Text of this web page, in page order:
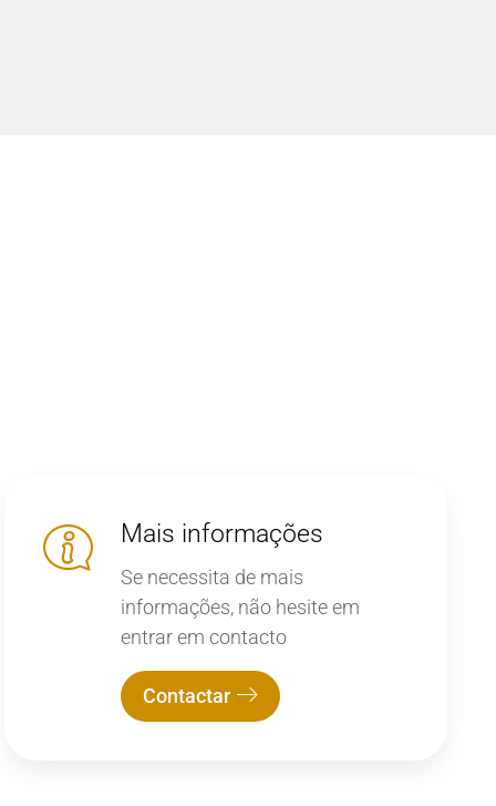
Mais informações
Se necessita de mais
informações, não hesite em
entrar em contacto
Contactar